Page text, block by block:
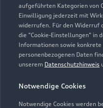
aufgeführten Kategorien von
Einwilligung jederzeit mit
widerrufen. Für den Widerruf
die "Cookie-Einstellungen" in
Informationen sowie
personenbezogenen Daten
unserem Datenschutzhinweis
Notwendige Cookies
Notwendige Cookies werden
Service
Geöffnet bis
Montag - Freitag